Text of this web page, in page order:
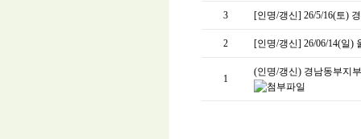
3 [인명/갱신] 26/5/16(토)
2 [인명/갱신] 26/06/14(일)
1
(인명/갱신) 경남동부지